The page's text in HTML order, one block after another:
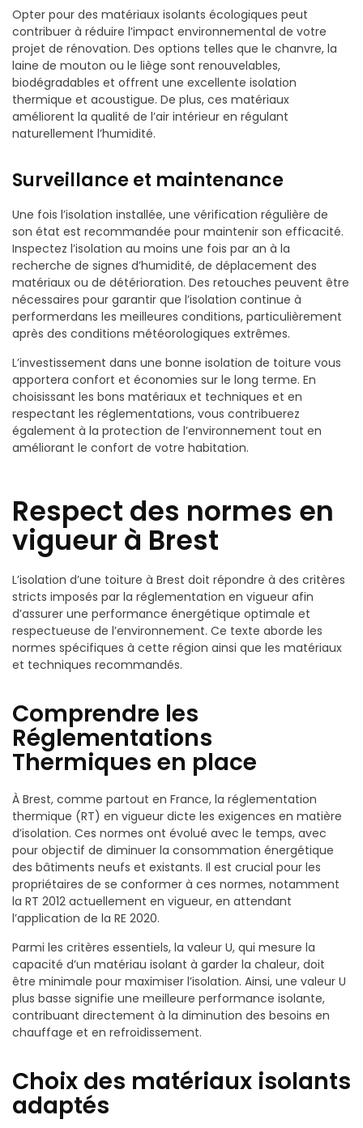
Opter pour des matériaux isolants écologiques peut
contribuer à réduire l’impact environnemental de votre
projet de rénovation. Des options telles que le chanvre, la
laine de mouton ou le liège sont renouvelables,
biodégradables et offrent une excellente isolation
thermique et acoustigue. De plus, ces matériaux
améliorent la qualité de l’air intérieur en régulant
naturellement l’humidité.
Surveillance et maintenance
Une fois l’isolation installée, une vérification régulière de
son état est recommandée pour maintenir son efficacité.
Inspectez l’isolation au moins une fois par an à la
recherche de signes d’humidité, de déplacement des
matériaux ou de détérioration. Des retouches peuvent être
nécessaires pour garantir que l’isolation continue à
performerdans les meilleures conditions, particulièrement
après des conditions météorologiques extrêmes.
L’investissement dans une bonne isolation de toiture vous
apportera confort et économies sur le long terme. En
choisissant les bons matériaux et techniques et en
respectant les réglementations, vous contribuerez
également à la protection de l’environnement tout en
améliorant le confort de votre habitation.
Respect des normes en
vigueur à Brest
L’isolation d’une toiture à Brest doit répondre à des critères
stricts imposés par la réglementation en vigueur afin
d’assurer une performance énergétique optimale et
respectueuse de l’environnement. Ce texte aborde les
normes spécifiques à cette région ainsi que les matériaux
et techniques recommandés.
Comprendre les
Réglementations
Thermiques en place
À Brest, comme partout en France, la réglementation
thermique (RT) en vigueur dicte les exigences en matière
d’isolation. Ces normes ont évolué avec le temps, avec
pour objectif de diminuer la consommation énergétique
des bâtiments neufs et existants. Il est crucial pour les
propriétaires de se conformer à ces normes, notamment
la RT 2012 actuellement en vigueur, en attendant
l’application de la RE 2020.
Parmi les critères essentiels, la valeur U, qui mesure la
capacité d’un matériau isolant à garder la chaleur, doit
être minimale pour maximiser l’isolation. Ainsi, une valeur U
plus basse signifie une meilleure performance isolante,
contribuant directement à la diminution des besoins en
chauffage et en refroidissement.
Choix des matériaux isolants
adaptés